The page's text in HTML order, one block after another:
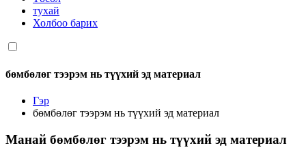
тухай
Холбоо барих
бөмбөлөг тээрэм нь түүхий эд материал
Гэр
бөмбөлөг тээрэм нь түүхий эд материал
Манай бөмбөлөг тээрэм нь түүхий эд материал